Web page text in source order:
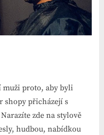
proto, aby byli
shopy přicházejí s
zde na stylově
hudbou, nabídkou